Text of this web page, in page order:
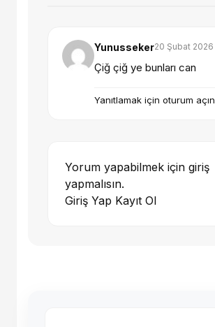
Yunusseker20 Şubat 2026
Çiğ çiğ ye bunları can
Yanıtlamak için oturum açın
Yorum yapabilmek için giriş
yapmalısın.
Giriş Yap Kayıt Ol